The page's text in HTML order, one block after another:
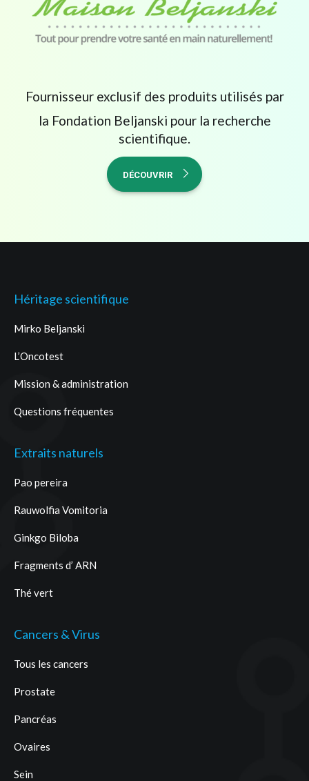
Fournisseur exclusif des produits utilisés par
la Fondation Beljanski pour la recherche
scientifique.
DÉCOUVRIR
Héritage scientifique
Mirko Beljanski
L’Oncotest
Mission & administration
Questions fréquentes
Extraits naturels
Pao pereira
Rauwolfia Vomitoria
Ginkgo Biloba
Fragments d’ ARN
Thé vert
Cancers & Virus
Tous les cancers
Prostate
Pancréas
Ovaires
Sein